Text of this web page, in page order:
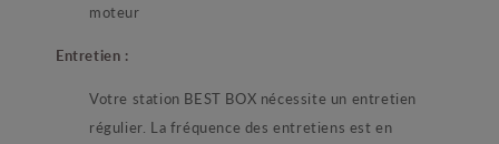
moteur
Entretien :
Votre station BEST BOX nécessite un entretien
régulier. La fréquence des entretiens est en